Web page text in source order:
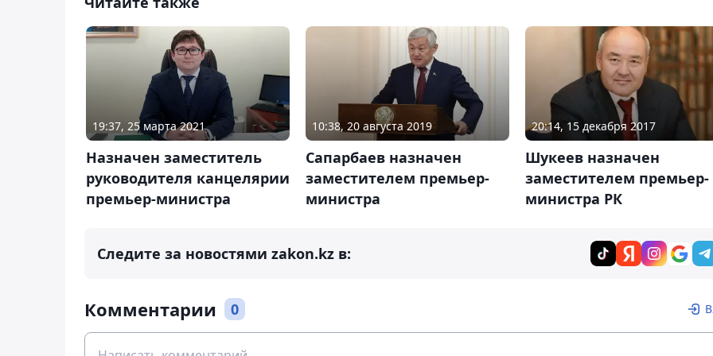
19:37, 25 марта 2021
Назначен заместитель
руководителя канцелярии
премьер-министра
10:38, 20 августа 2019
Сапарбаев назначен
заместителем премьер-
министра
20:14, 15 декабря 2017
Шукеев назначен
заместителем премьер-
министра РК
Следите за новостями zakon.kz в:
Комментарии 0